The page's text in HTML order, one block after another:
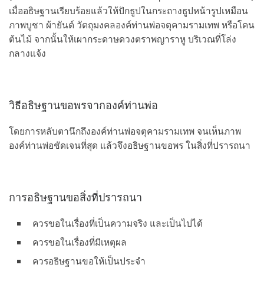
เมื่ออธิษฐานเรียบร้อยแล้วให้ปักธูปในกระถางธูปหน้ารูปเหมือน
ภาพบูชา ผ้ายันต์ วัตถุมงคลองค์ท่านพ่อจตุคามรามเทพ หรือโคน
ต้นไม้ จากนั้นให้เผากระดาษดวงตราพญาราหู บริเวณที่โล่ง
กลางแจ้ง
วิธีอธิษฐานขอพรจากองค์ท่านพ่อ
โดยการหลับตานึกถึงองค์ท่านพ่อจตุคามรามเทพ จนเห็นภาพ
องค์ท่านพ่อชัดเจนที่สุด แล้วจึงอธิษฐานขอพร ในสิ่งที่ปรารถนา
การอธิษฐานขอสิ่งที่ปรารถนา
ควรขอในเรื่องที่เป็นความจริง และเป็นไปได้
ควรขอในเรื่องที่มีเหตุผล
ควรอธิษฐานขอให้เป็นประจำ